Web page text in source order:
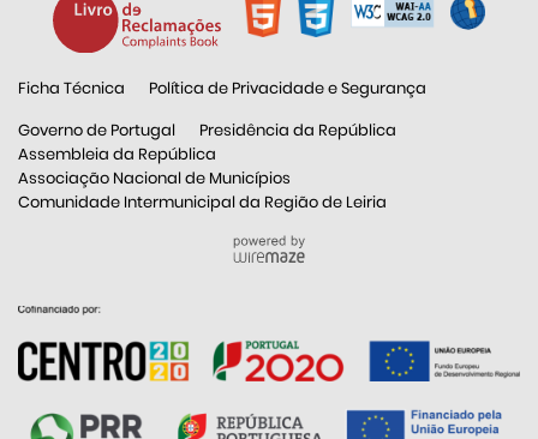
Ficha Técnica
Política de Privacidade e Segurança
Governo de Portugal
Presidência da República
Assembleia da República
Associação Nacional de Municípios
Comunidade Intermunicipal da Região de Leiria